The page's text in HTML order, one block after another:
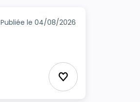
Publiée le 04/08/2026
Ajouter aux